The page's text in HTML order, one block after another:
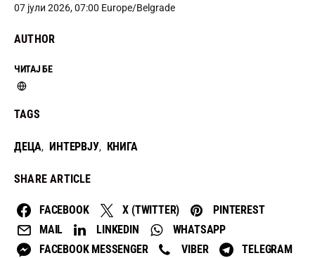
07 јули 2026, 07:00 Europe/Belgrade
AUTHOR
ЧИТАЈ БЕ
TAGS
ДЕЦА, ИНТЕРВЈУ, КНИГА
SHARE ARTICLE
FACEBOOK X (TWITTER)
PINTEREST
MAIL
LINKEDIN
WHATSAPP
FACEBOOK MESSENGER
VIBER TELEGRAM